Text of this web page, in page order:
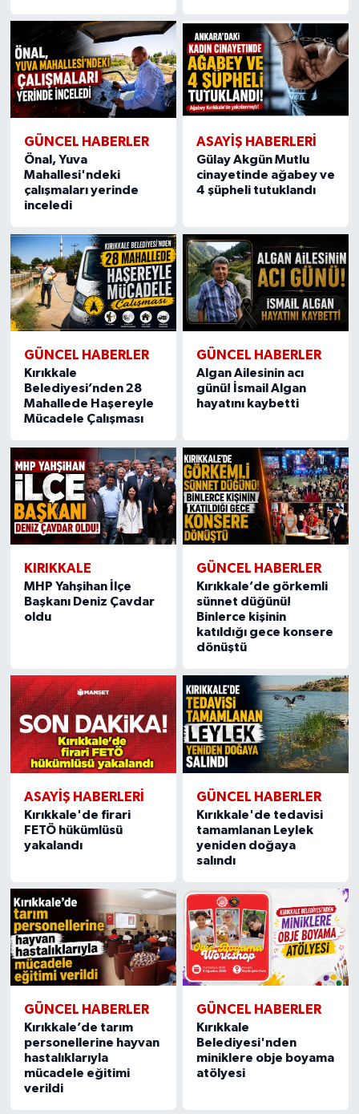
GÜNCEL HABERLER
Önal, Yuva
Mahallesi'ndeki
çalışmaları yerinde
inceledi
ASAYİŞ HABERLERİ
Gülay Akgün Mutlu
cinayetinde ağabey ve
4 şüpheli tutuklandı
GÜNCEL HABERLER
Kırıkkale
Belediyesi’nden 28
Mahallede Haşereyle
Mücadele Çalışması
GÜNCEL HABERLER
Algan Ailesinin acı
günü! İsmail Algan
hayatını kaybetti
KIRIKKALE
MHP Yahşihan İlçe
Başkanı Deniz Çavdar
oldu
GÜNCEL HABERLER
Kırıkkale’de görkemli
sünnet düğünü!
Binlerce kişinin
katıldığı gece konsere
dönüştü
ASAYİŞ HABERLERİ
Kırıkkale'de firari
FETÖ hükümlüsü
yakalandı
GÜNCEL HABERLER
Kırıkkale'de tedavisi
tamamlanan Leylek
yeniden doğaya
salındı
GÜNCEL HABERLER
Kırıkkale’de tarım
personellerine hayvan
hastalıklarıyla
mücadele eğitimi
verildi
GÜNCEL HABERLER
Kırıkkale
Belediyesi'nden
miniklere obje boyama
atölyesi